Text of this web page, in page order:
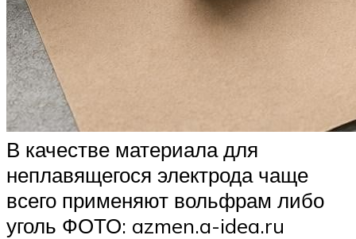
В качестве материала для
неплавящегося электрода чаще
всего применяют вольфрам либо
уголь ФОТО: azmen.a-idea.ru